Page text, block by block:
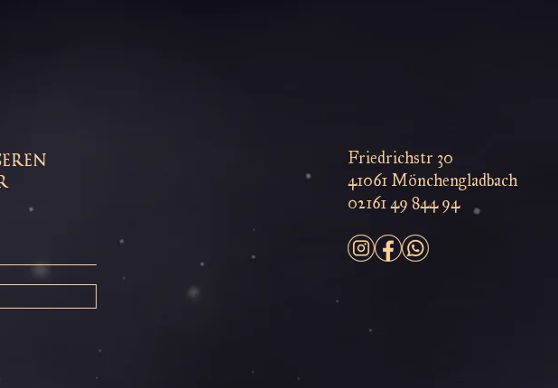
Friedrichstr 30
41061 Mönchengladbach
02161 49 844 94